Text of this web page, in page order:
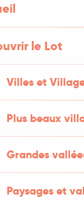
le Lot
Villes et
Plus beaux
Grandes
Paysages et